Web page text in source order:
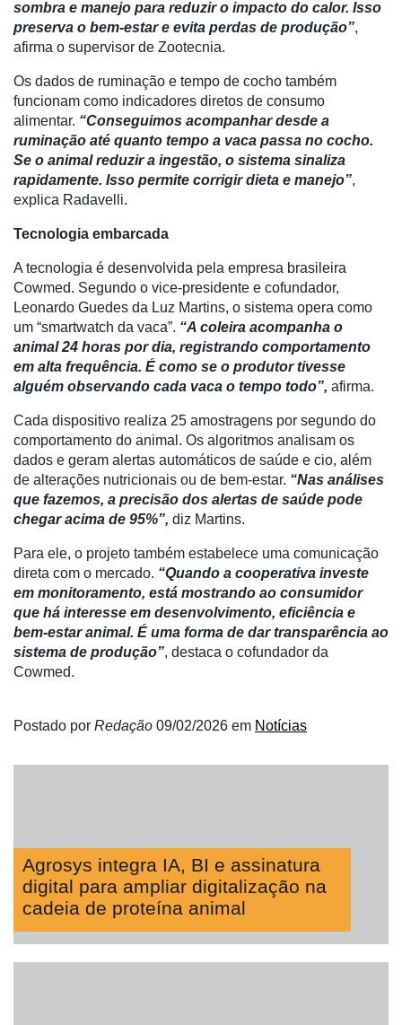
CHB
sombra e manejo para reduzir o impacto do calor. Isso
preserva o bem-estar e evita perdas de produção”,
afirma o supervisor de Zootecnia.
Os dados de ruminação e tempo de cocho também
funcionam como indicadores diretos de consumo
alimentar. “Conseguimos acompanhar desde a
ruminação até quanto tempo a vaca passa no cocho.
Se o animal reduzir a ingestão, o sistema sinaliza
rapidamente. Isso permite corrigir dieta e manejo”,
explica Radavelli.
Tecnologia embarcada
A tecnologia é desenvolvida pela empresa brasileira
Cowmed. Segundo o vice-presidente e cofundador,
Leonardo Guedes da Luz Martins, o sistema opera como
um “smartwatch da vaca”. “A coleira acompanha o
animal 24 horas por dia, registrando comportamento
em alta frequência. É como se o produtor tivesse
alguém observando cada vaca o tempo todo”, afirma.
Cada dispositivo realiza 25 amostragens por segundo do
comportamento do animal. Os algoritmos analisam os
dados e geram alertas automáticos de saúde e cio, além
de alterações nutricionais ou de bem-estar. “Nas análises
que fazemos, a precisão dos alertas de saúde pode
chegar acima de 95%”, diz Martins.
Para ele, o projeto também estabelece uma comunicação
direta com o mercado. “Quando a cooperativa investe
em monitoramento, está mostrando ao consumidor
que há interesse em desenvolvimento, eficiência e
bem-estar animal. É uma forma de dar transparência ao
sistema de produção”, destaca o cofundador da
Cowmed.
Postado por Redação 09/02/2026 em Notícias
Agrosys integra IA, BI e assinatura
digital para ampliar digitalização na
cadeia de proteína animal